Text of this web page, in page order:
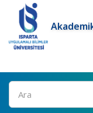
Ara